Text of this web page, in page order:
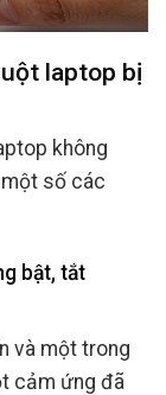
laptop bị
không
một số các
bật, tắt
và một trong
cảm ứng đã